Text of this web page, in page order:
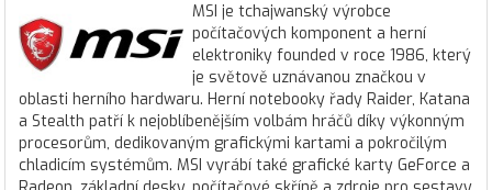
MSI je tchajwanský výrobce
počítačových komponent a herní
elektroniky founded v roce 1986, který
je světově uznávanou značkou v
oblasti herního hardwaru. Herní notebooky řady Raider, Katana
a Stealth patří k nejoblíbenějším volbám hráčů díky výkonným
procesorům, dedikovaným grafickými kartami a pokročilým
chladicím systémům. MSI vyrábí také grafické karty GeForce a